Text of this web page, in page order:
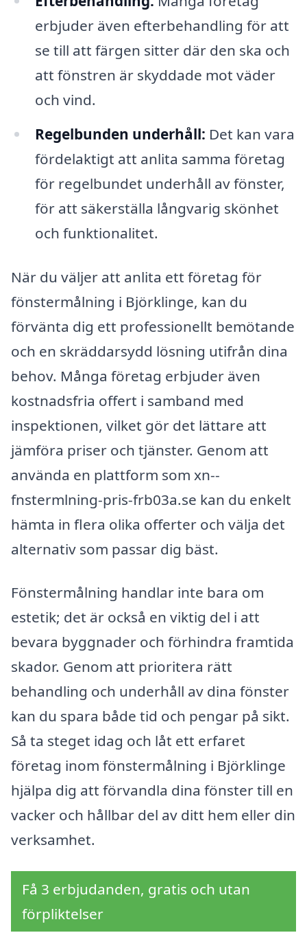
erbjuder även efterbehandling för att
se till att färgen sitter där den ska och
att fönstren är skyddade mot väder
och vind.
Regelbunden underhåll: Det kan vara
fördelaktigt att anlita samma företag
för regelbundet underhåll av fönster,
för att säkerställa långvarig skönhet
och funktionalitet.
När du väljer att anlita ett företag för
fönstermålning i Björklinge, kan du
förvänta dig ett professionellt bemötande
och en skräddarsydd lösning utifrån dina
behov. Många företag erbjuder även
kostnadsfria offert i samband med
inspektionen, vilket gör det lättare att
jämföra priser och tjänster. Genom att
använda en plattform som xn--
fnstermlning-pris-frb03a.se kan du enkelt
hämta in flera olika offerter och välja det
alternativ som passar dig bäst.
Fönstermålning handlar inte bara om
estetik; det är också en viktig del i att
bevara byggnader och förhindra framtida
skador. Genom att prioritera rätt
behandling och underhåll av dina fönster
kan du spara både tid och pengar på sikt.
Så ta steget idag och låt ett erfaret
företag inom fönstermålning i Björklinge
hjälpa dig att förvandla dina fönster till en
vacker och hållbar del av ditt hem eller din
verksamhet.
Få 3 erbjudanden, gratis och utan
förpliktelser